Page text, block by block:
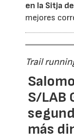
en la Sitja
mejores
Trail
S/LAB
más